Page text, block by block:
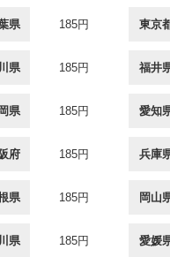
県 185円 東京
県 185円 福井
県 185円 愛知
府 185円 兵庫
県 185円 岡山
県 185円 愛媛